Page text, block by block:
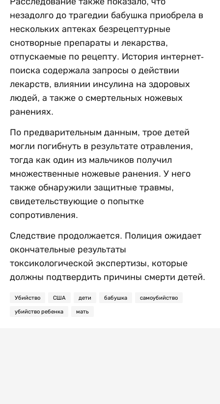
незадолго до трагедии бабушка приобрела в
нескольких аптеках безрецептурные
снотворные препараты и лекарства,
отпускаемые по рецепту. История интернет-
поиска содержала запросы о действии
лекарств, влиянии инсулина на здоровых
людей, а также о смертельных ножевых
ранениях.
По предварительным данным, трое детей
могли погибнуть в результате отравления,
тогда как один из мальчиков получил
множественные ножевые ранения. У него
также обнаружили защитные травмы,
свидетельствующие о попытке
сопротивления.
Следствие продолжается. Полиция ожидает
окончательные результаты
токсикологической экспертизы, которые
должны подтвердить причины смерти детей.
Убийство США дети бабушка самоубийство
убийство ребенка мать